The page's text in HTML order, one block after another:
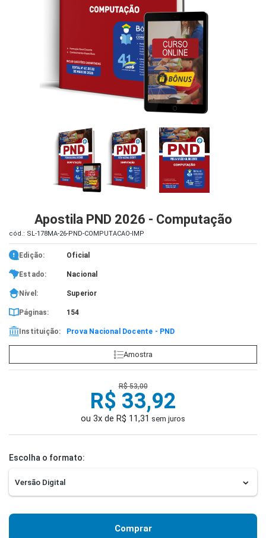
Apostila PND 2026 - Computação
cód.: SL-178MA-26-PND-COMPUTACAO-IMP
Edição: Oficial
Estado: Nacional
Nível: Superior
Páginas: 154
Instituição: Prova Nacional Docente - PND
Amostra
R$ 53,00
R$ 33,92
ou 3x de R$ 11,31 sem juros
Escolha o formato:
Comprar